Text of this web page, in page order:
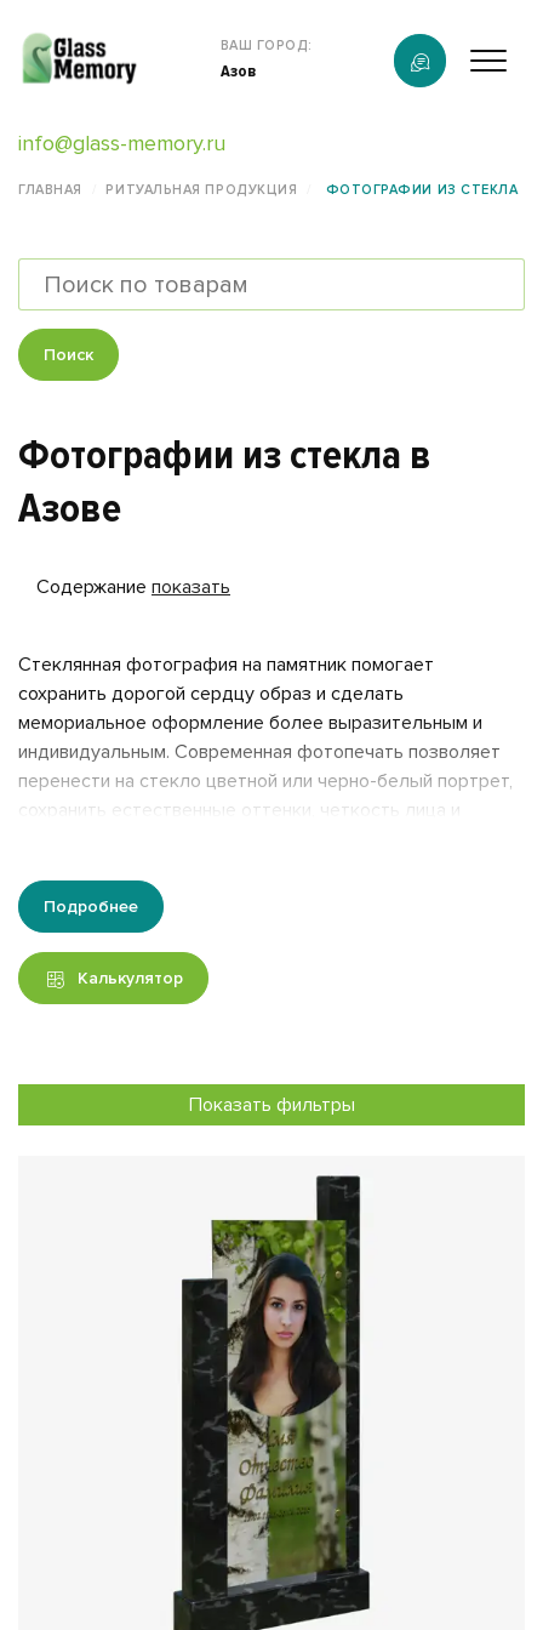
info@glass-memory.ru
ВАШ ГОРОД:
Азов
Продукция
Калькулятор
информация
ГЛАВНАЯ РИТУАЛЬНАЯ ПРОДУКЦИЯ ФОТОГРАФИИ ИЗ СТЕКЛА
Поиск
Фотографии из стекла в
Азове
Содержание показать
Стеклянная фотография на памятник помогает
сохранить дорогой сердцу образ и сделать
мемориальное оформление более выразительным и
индивидуальным. Современная фотопечать позволяет
перенести на стекло цветной или черно-белый портрет,
сохранить естественные оттенки, четкость лица и
Мы изготавливаем фотографии на стекле толщиной от 8
мм. Можно выбрать цельное стекло или триплекс,
стандартную либо индивидуальную форму. Размер и
конфигурация изделия подбираются с учетом памятника,
способа монтажа и пожеланий заказчика.
Преимущества фотографии на
стекле
Четкое и выразительное изображение.Стекло хорошо
передает цвета, полутона и мелкие детали. Цветное
фото на памятник на стекле выглядит глубже и
насыщеннее по сравнению со многими традиционными
вариантами оформления.
Устойчивость к погодным условиям.
При соблюдении
технологии изготовления изображение сохраняет
внешний вид при воздействии влаги, солнечного света и
перепадов температуры. Это особенно важно для
изделий, которые устанавливаются на открытом
Современный внешний вид. Стеклянный портрет на
памятник гармонично сочетается с гранитом, мрамором,
металлом и другими материалами. Он может стать
центральной частью композиции или аккуратно
Подробнее
Калькулятор
Показать фильтры